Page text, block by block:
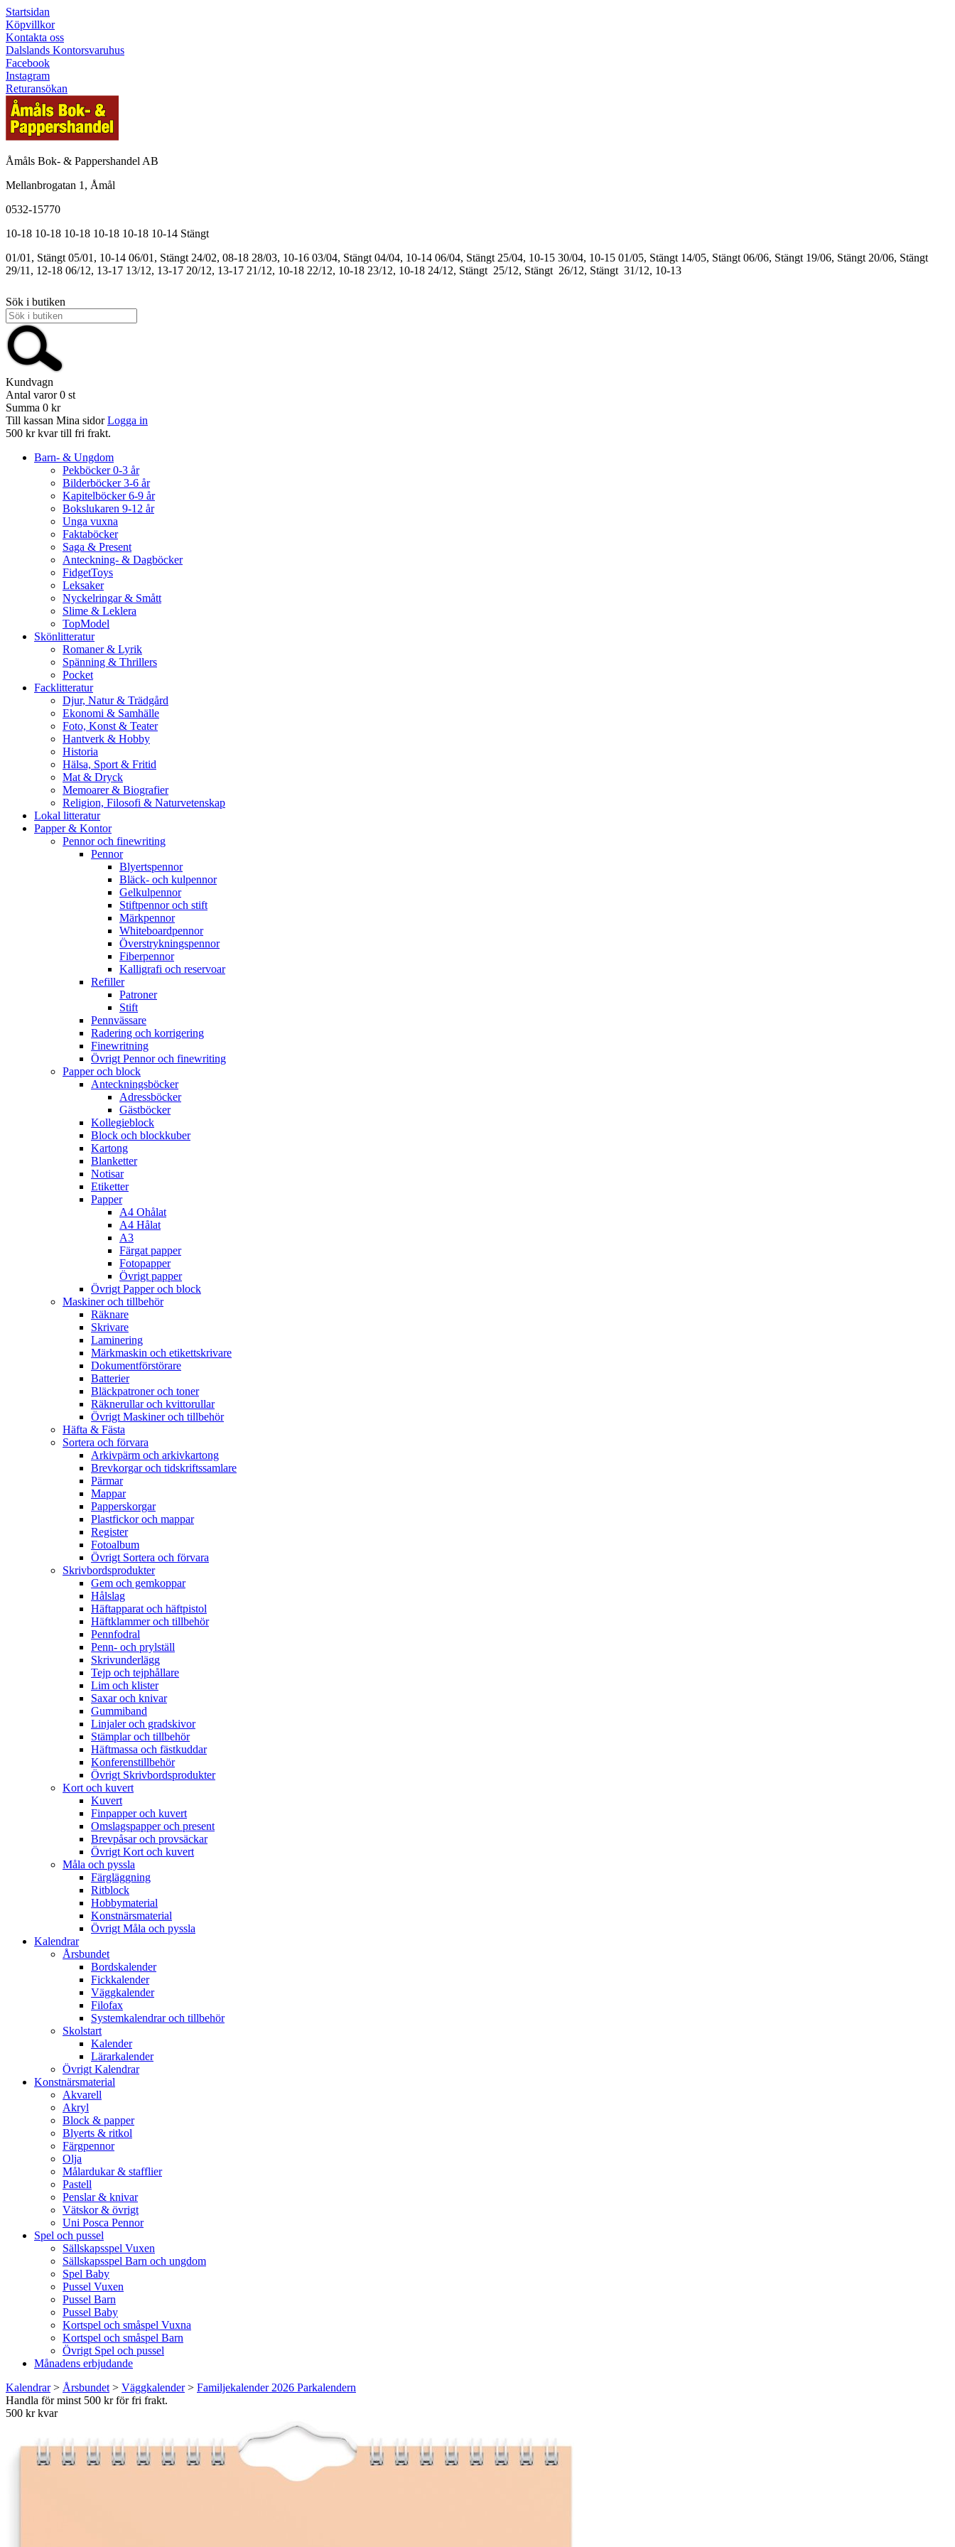
Startsidan
Köpvillkor
Kontakta oss
Dalslands Kontorsvaruhus
Facebook
Instagram
Returansökan
Åmåls Bok- & Pappershandel AB
Mellanbrogatan 1, Åmål
0532-15770
10-18 10-18 10-18 10-18 10-18 10-14 Stängt
01/01, Stängt 05/01, 10-14 06/01, Stängt 24/02, 08-18 28/03, 10-16 03/04, Stängt 04/04, 10-14 06/04, Stängt 25/04, 10-15 30/04, 10-15 01/05, Stängt 14/05, Stängt 06/06, Stängt 19/06, Stängt 20/06, Stängt
29/11, 12-18 06/12, 13-17 13/12, 13-17 20/12, 13-17 21/12, 10-18 22/12, 10-18 23/12, 10-18 24/12, Stängt 25/12, Stängt 26/12, Stängt 31/12, 10-13
Sök i butiken
Kundvagn
Antal varor 0 st
Summa 0 kr
Till kassan Mina sidor Logga in
500 kr kvar till fri frakt.
Barn- & Ungdom
Pekböcker 0-3 år
Bilderböcker 3-6 år
Kapitelböcker 6-9 år
Bokslukaren 9-12 år
Unga vuxna
Faktaböcker
Saga & Present
Anteckning- & Dagböcker
FidgetToys
Leksaker
Nyckelringar & Smått
Slime & Leklera
TopModel
Skönlitteratur
Romaner & Lyrik
Spänning & Thrillers
Pocket
Facklitteratur
Djur, Natur & Trädgård
Ekonomi & Samhälle
Foto, Konst & Teater
Hantverk & Hobby
Historia
Hälsa, Sport & Fritid
Mat & Dryck
Memoarer & Biografier
Religion, Filosofi & Naturvetenskap
Lokal litteratur
Papper & Kontor
Pennor och finewriting
Pennor
Blyertspennor
Bläck- och kulpennor
Gelkulpennor
Stiftpennor och stift
Märkpennor
Whiteboardpennor
Överstrykningspennor
Fiberpennor
Kalligrafi och reservoar
Refiller
Patroner
Stift
Pennvässare
Radering och korrigering
Finewritning
Övrigt Pennor och finewriting
Papper och block
Anteckningsböcker
Adressböcker
Gästböcker
Kollegieblock
Block och blockkuber
Kartong
Blanketter
Notisar
Etiketter
Papper
A4 Ohålat
A4 Hålat
A3
Färgat papper
Fotopapper
Övrigt papper
Övrigt Papper och block
Maskiner och tillbehör
Räknare
Skrivare
Laminering
Märkmaskin och etikettskrivare
Dokumentförstörare
Batterier
Bläckpatroner och toner
Räknerullar och kvittorullar
Övrigt Maskiner och tillbehör
Häfta & Fästa
Sortera och förvara
Arkivpärm och arkivkartong
Brevkorgar och tidskriftssamlare
Pärmar
Mappar
Papperskorgar
Plastfickor och mappar
Register
Fotoalbum
Övrigt Sortera och förvara
Skrivbordsprodukter
Gem och gemkoppar
Hålslag
Häftapparat och häftpistol
Häftklammer och tillbehör
Pennfodral
Penn- och prylställ
Skrivunderlägg
Tejp och tejphållare
Lim och klister
Saxar och knivar
Gummiband
Linjaler och gradskivor
Stämplar och tillbehör
Häftmassa och fästkuddar
Konferenstillbehör
Övrigt Skrivbordsprodukter
Kort och kuvert
Kuvert
Finpapper och kuvert
Omslagspapper och present
Brevpåsar och provsäckar
Övrigt Kort och kuvert
Måla och pyssla
Färgläggning
Ritblock
Hobbymaterial
Konstnärsmaterial
Övrigt Måla och pyssla
Kalendrar
Årsbundet
Bordskalender
Fickkalender
Väggkalender
Filofax
Systemkalendrar och tillbehör
Skolstart
Kalender
Lärarkalender
Övrigt Kalendrar
Konstnärsmaterial
Akvarell
Akryl
Block & papper
Blyerts & ritkol
Färgpennor
Olja
Målardukar & stafflier
Pastell
Penslar & knivar
Vätskor & övrigt
Uni Posca Pennor
Spel och pussel
Sällskapsspel Vuxen
Sällskapsspel Barn och ungdom
Spel Baby
Pussel Vuxen
Pussel Barn
Pussel Baby
Kortspel och småspel Vuxna
Kortspel och småspel Barn
Övrigt Spel och pussel
Månadens erbjudande
Kalendrar> Årsbundet > Väggkalender> Familjekalender 2026 Parkalendern
Handla för minst 500 kr för fri frakt.
500 kr kvar